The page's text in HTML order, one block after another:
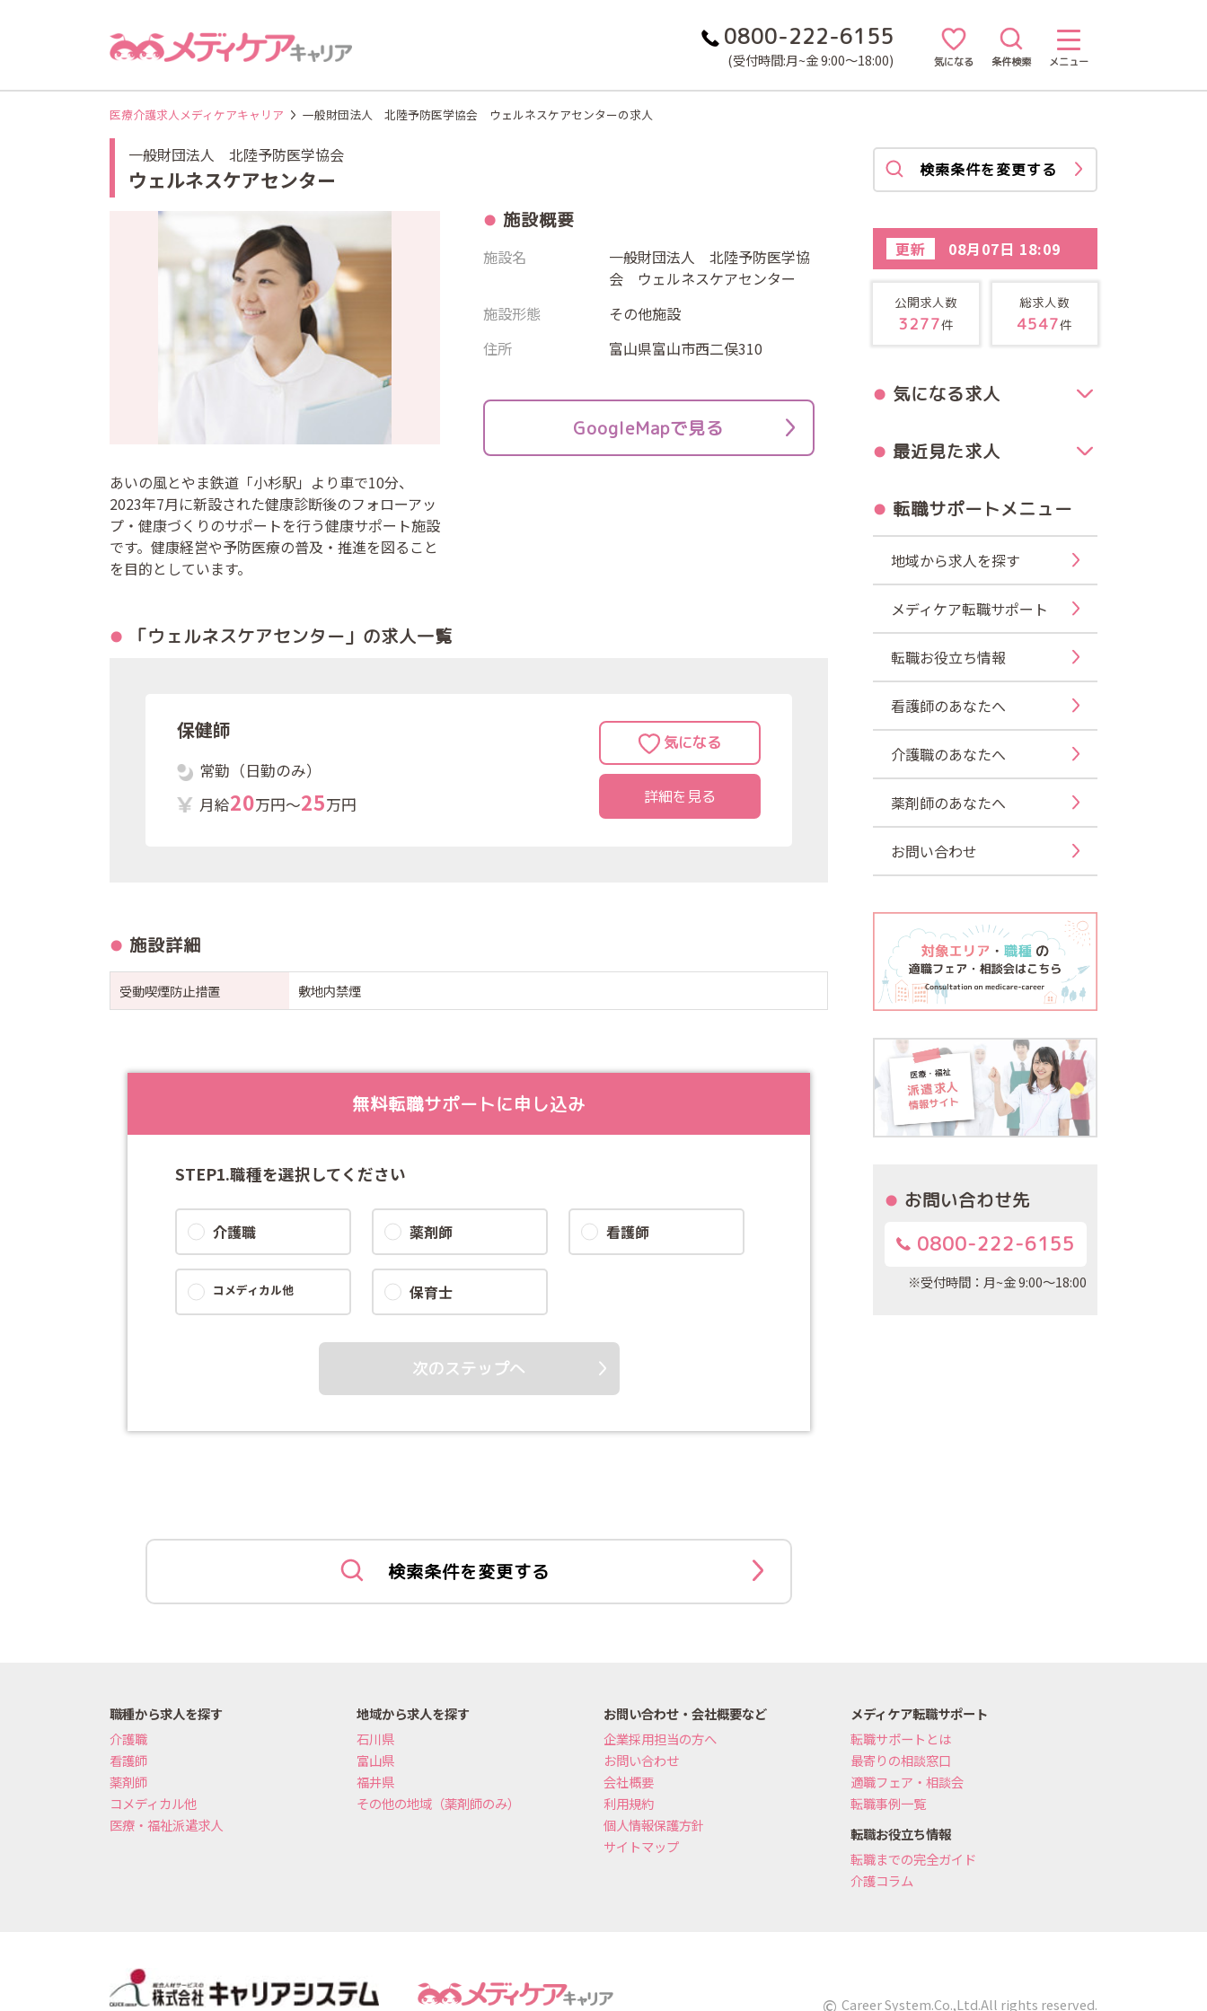
0800-222-6155
(受付時間:月~金 9:00～18:00) 気になる 条件検索 メニュー
医療介護求人メディケアキャリア 一般財団法人 北陸予防医学協会 ウェルネスケアセンターの求人
一般財団法人 北陸予防医学協会
ウェルネスケアセンター
あいの風とやま鉄道「小杉駅」より車で10分、
2023年7月に新設された健康診断後のフォローアッ
プ・健康づくりのサポートを行う健康サポート施設
です。健康経営や予防医療の普及・推進を図ること
を目的としています。
施設概要
施設名
一般財団法人 北陸予防医学協
会 ウェルネスケアセンター
施設形態
その他施設
住所
富山県富山市西二俣310
GoogleMapで見る
「ウェルネスケアセンター」の求人一覧
保健師
常勤（日勤のみ）
月給20万円～25万円 詳細を見る
施設詳細
受動喫煙防止措置 敷地内禁煙
無料転職サポートに申し込み
STEP1.職種を選択してください
介護職 薬剤師 看護師
コメディカル他 保育士
次のステップへ
検索条件を変更する
検索条件を変更する
更新 08月07日 18:09
公開求人数
3277件
総求人数
4547件
気になる求人
最近見た求人
転職サポートメニュー
地域から求人を探す
メディケア転職サポート
転職お役立ち情報
看護師のあなたへ
介護職のあなたへ
薬剤師のあなたへ
お問い合わせ
お問い合わせ先
0800-222-6155
※受付時間：月~金 9:00～18:00
職種から求人を探す
介護職
看護師
薬剤師
コメディカル他
医療・福祉派遣求人
地域から求人を探す
石川県
富山県
福井県
その他の地域（薬剤師のみ）
お問い合わせ・会社概要など
企業採用担当の方へ
お問い合わせ
会社概要
利用規約
個人情報保護方針
サイトマップ
メディケア転職サポート
転職サポートとは
最寄りの相談窓口
適職フェア・相談会
転職事例一覧
転職お役立ち情報
転職までの完全ガイド
介護コラム
Career System.Co.,Ltd.All rights reserved.